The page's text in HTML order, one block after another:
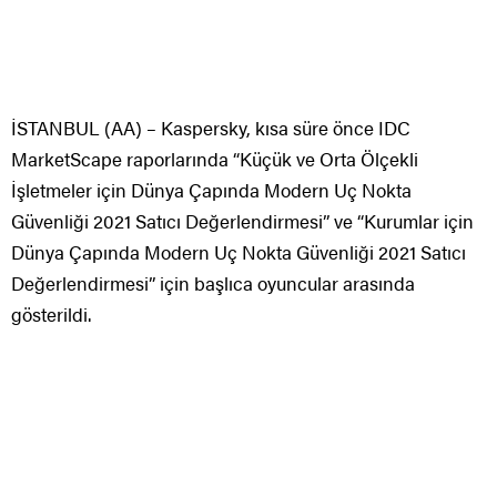
İSTANBUL (AA) – Kaspersky, kısa süre önce IDC
MarketScape raporlarında “Küçük ve Orta Ölçekli
İşletmeler için Dünya Çapında Modern Uç Nokta
Güvenliği 2021 Satıcı Değerlendirmesi” ve “Kurumlar için
Dünya Çapında Modern Uç Nokta Güvenliği 2021 Satıcı
Değerlendirmesi” için başlıca oyuncular arasında
gösterildi.